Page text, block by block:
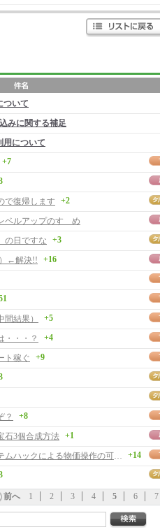
ついて
みに関する補足
用について
+7
で復帰します
+2
ベルアップのすゝめ
の日ですな
+3
←解決!!
+16
結果）
+5
・・・？
+4
ト稼ぐ
+9
？
+8
石3個合成方法 +1
第三者による競売システムハックによる物価操作の可能性
+14
前へ 1 2 3 4 5 6 7